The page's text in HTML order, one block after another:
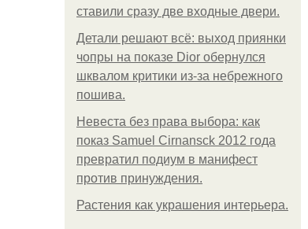
ставили сразу две входные двери.
Детали решают всё: выход приянки
чопры на показе Dior обернулся
шквалом критики из-за небрежного
пошива.
Невеста без права выбора: как
показ Samuel Cirnansck 2012 года
превратил подиум в манифест
против принуждения.
Растения как украшения интерьера.